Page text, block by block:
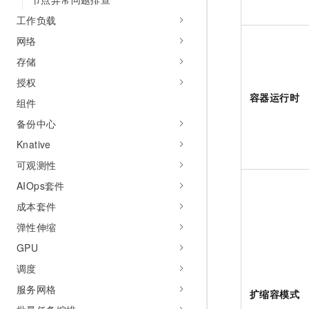
工作负载
网络
存储
授权
组件
备份中心
Knative
可观测性
AIOps套件
成本套件
弹性伸缩
GPU
调度
服务网格
容器运行时
扩缩容模式